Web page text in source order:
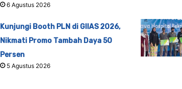
6 Agustus 2026
Kunjungi Booth PLN di GIIAS 2026,
Nikmati Promo Tambah Daya 50
Persen
5 Agustus 2026